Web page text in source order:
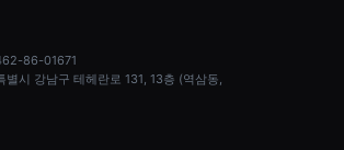
86-01671
별시 강남구 테헤란로 131, 13층 (역삼동,